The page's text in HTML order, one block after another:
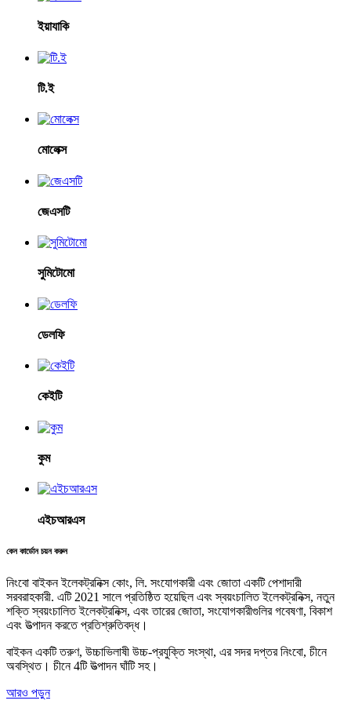
ইয়াযাকি
টি.ই
মোলেক্স
জেএসটি
সুমিটোমো
ডেলফি
কেইটি
কুম
এইচআরএস
কেন কার্ডোন চয়ন করুন
নিংবো বাইকন ইলেকট্রনিক্স কোং, লি. সংযোগকারী এবং জোতা একটি পেশাদারী
সরবরাহকারী. এটি 2021 সালে প্রতিষ্ঠিত হয়েছিল এবং স্বয়ংচালিত ইলেকট্রনিক্স, নতুন
শক্তি স্বয়ংচালিত ইলেকট্রনিক্স, এবং তারের জোতা, সংযোগকারীগুলির গবেষণা, বিকাশ
এবং উত্পাদন করতে প্রতিশ্রুতিবদ্ধ।
বাইকন একটি তরুণ, উচ্চাভিলাষী উচ্চ-প্রযুক্তি সংস্থা, এর সদর দপ্তর নিংবো, চীনে
অবস্থিত। চীনে 4টি উত্পাদন ঘাঁটি সহ।
আরও পড়ুন